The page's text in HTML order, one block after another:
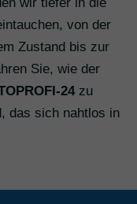
von der
Zustand bis zur
Sie, wie der
24zu
das sich nahtlos in